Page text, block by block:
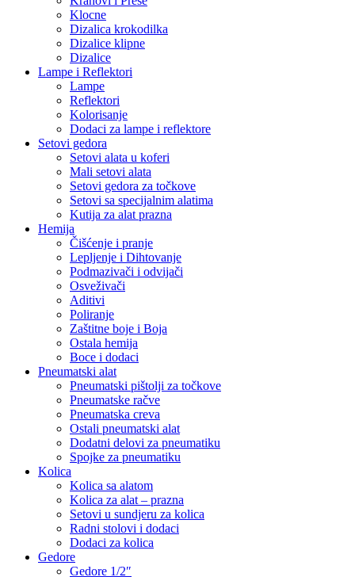
Klocne
Dizalica krokodilka
Dizalice klipne
Dizalice
Lampe i Reflektori
Lampe
Reflektori
Kolorisanje
Dodaci za lampe i reflektore
Setovi gedora
Setovi alata u koferi
Mali setovi alata
Setovi gedora za točkove
Setovi sa specijalnim alatima
Kutija za alat prazna
Hemija
Čišćenje i pranje
Lepljenje i Dihtovanje
Podmazivači i odvijači
Osveživači
Aditivi
Poliranje
Zaštitne boje i Boja
Ostala hemija
Boce i dodaci
Pneumatski alat
Pneumatski pištolji za točkove
Pneumatske račve
Pneumatska creva
Ostali pneumatski alat
Dodatni delovi za pneumatiku
Spojke za pneumatiku
Kolica
Kolica sa alatom
Kolica za alat – prazna
Setovi u sundjeru za kolica
Radni stolovi i dodaci
Dodaci za kolica
Gedore
Gedore 1/2″